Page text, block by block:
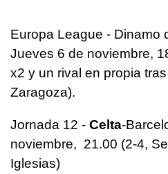
Europa League - Dinamo
Jueves 6 de noviembre,
x2 y un rival en propia
Zaragoza).
Jornada 12 - Celta-
noviembre, 21.00 (2-4,
Iglesias)